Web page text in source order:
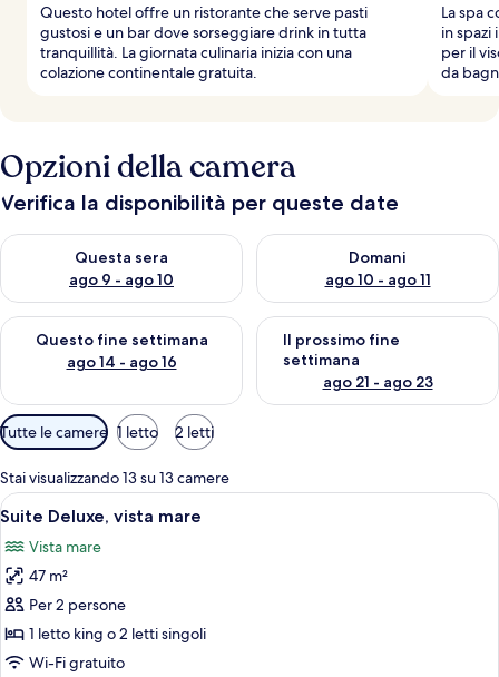
a
t
o
Questo hotel offre un ristorante che serve pasti
gustosi e un bar dove sorseggiare drink in tutta
tranquillità. La giornata culinaria inizia con una
colazione continentale gratuita.
La spa
in
per il
da
Opzioni della camera
Verifica la disponibilità per queste date
Questa sera
ago 9 - ago 10
Verifica la disponibilità per questa sera, ago 9 - ago 10
Domani
ago 10 - ago 11
Verifica la disponibilità per
Questo fine settimana
ago 14 - ago 16
Verifica la disponibilità per questo fine settimana, ago 14 -
Il prossimo fine
settimana
ago 21 - ago 23
Verifica la disponibilità per il
Filtri
disponibili
per
le
camere
Tutte le camere 1 letto 2 letti
Stai visualizzando 13 su 13 camere
Apri
tutte
le
foto
per
Suite
Deluxe,
Una camera d'albergo moderna
6
Suite Deluxe, vista mare
Vista mare
47 m²
Per 2 persone
1 letto king o 2 letti singoli
Wi-Fi gratuito